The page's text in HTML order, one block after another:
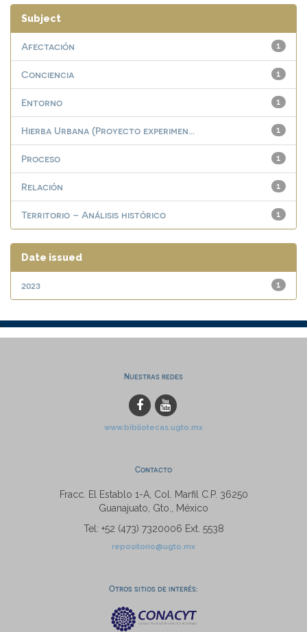
Subject
1
Afectación
1
Conciencia
1
Entorno
1
Hierba Urbana (Proyecto experimen...
1
Proceso
1
Relación
1
Territorio – Análisis histórico
Date issued
1
2023
Nuestras redes
www.bibliotecas.ugto.mx
Contacto
Fracc. El Establo 1-A, Col. Marfil C.P. 36250
Guanajuato, Gto., México
Tel: +52 (473) 7320006 Ext. 5538
repositorio@ugto.mx
Otros sitios de interés: